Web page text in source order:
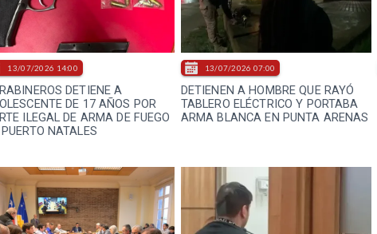
DETIENE A
DE 17 AÑOS POR
ILEGAL DE ARMA DE FUEGO
NATALES
13/07/2026 14:00
DETIENEN A HOMBRE QUE RAYÓ
TABLERO ELÉCTRICO Y PORTABA
ARMA BLANCA EN PUNTA ARENAS
13/07/2026 07:00